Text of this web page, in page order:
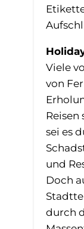
Viele
von
sei es
und
Doch
durch